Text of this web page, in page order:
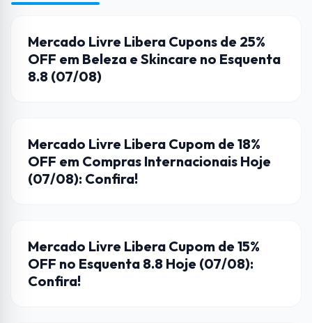
CUPONS DE DESCONTO
Mercado Livre Libera Cupons de 25%
OFF em Beleza e Skincare no Esquenta
8.8 (07/08)
CUPONS DE DESCONTO
Mercado Livre Libera Cupom de 18%
OFF em Compras Internacionais Hoje
(07/08): Confira!
CUPONS DE DESCONTO
Mercado Livre Libera Cupom de 15%
OFF no Esquenta 8.8 Hoje (07/08):
Confira!